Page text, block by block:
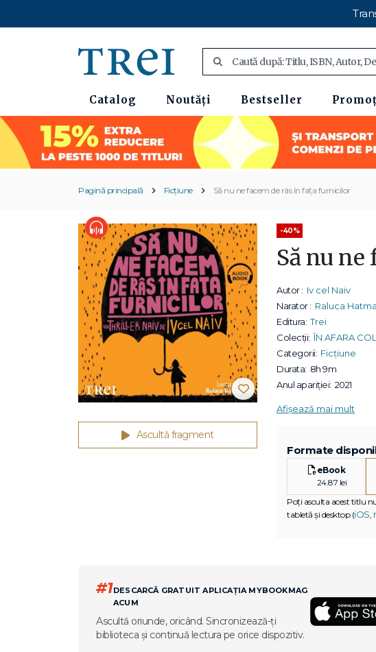
Catalog Noutăți Bestseller
Pagină principală Ficțiune Să nu ne facem de râs în fața furnicilor
Ascultă fragment
-40%
Să nu
Autor : Iv cel Naiv
Narator : Raluca
Editura: Trei
Colecții: ÎN AFARA
Categorii: Ficțiune
Durata: 8h 9m
Anul apariției: 2021
Afișează mai mult
Formate
eBook
24.87 lei
Poți asculta acest titlu
tabletă și desktop (iOS,
#1DESCARCĂ GRATUIT APLICAȚIA MYBOOKMAG
ACUM
Ascultă oriunde, oricând. Sincronizează-ți
biblioteca și continuă lectura pe orice dispozitiv.